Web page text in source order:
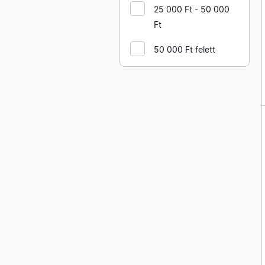
ABB késes biztosító aljzatok
és tartozékaik
nyomógombok C sorozat és
25 000 Ft - 50 000
Ft
50 000 Ft felett